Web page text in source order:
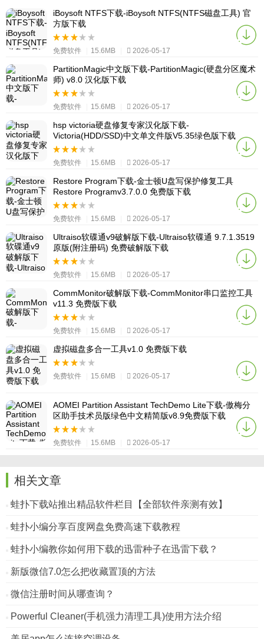
iBoysoft NTFS下载-iBoysoft NTFS(NTFS磁盘工具) 官
方版下载
免费软件 15.6MB 2026-05-17
PartitionMagic中文版下载-PartitionMagic(硬盘分区魔术
师) v8.0 汉化版下载
免费软件 15.6MB 2026-05-17
hsp victoria硬盘修复专家汉化版下载-
Victoria(HDD/SSD)中文单文件版V5.35绿色版下载
免费软件 15.6MB 2026-05-17
Restore Program下载-金士顿U盘写保护修复工具
Restore Programv3.7.0.0 免费版下载
免费软件 15.6MB 2026-05-17
Ultraiso软碟通v9破解版下载-Ultraiso软碟通 9.7.1.3519
原版(附注册码) 免费破解版下载
免费软件 15.6MB 2026-05-17
CommMonitor破解版下载-CommMonitor串口监控工具
v11.3 免费版下载
免费软件 15.6MB 2026-05-17
虚拟磁盘多合一工具v1.0 免费版下载
免费软件 15.6MB 2026-05-17
AOMEI Partition Assistant TechDemo Lite下载-傲梅分
区助手技术员版绿色中文精简版v8.9免费版下载
免费软件 15.6MB 2026-05-17
相关文章
蛙扑下载站推出精品软件栏目【全部软件亲测有效】
蛙扑小编分享百度网盘免费高速下载教程
蛙扑小编教你如何用下载的迅雷种子在迅雷下载？
新版微信7.0怎么把收藏置顶的方法
微信注册时间从哪查询？
Powerful Cleaner(手机强力清理工具)使用方法介绍